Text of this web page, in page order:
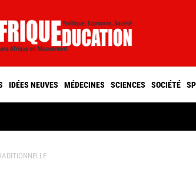
IDÉES NEUVES MÉDECINES SCIENCES SOCIÉTÉ